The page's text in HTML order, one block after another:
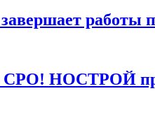
работы
НОСТРОЙ